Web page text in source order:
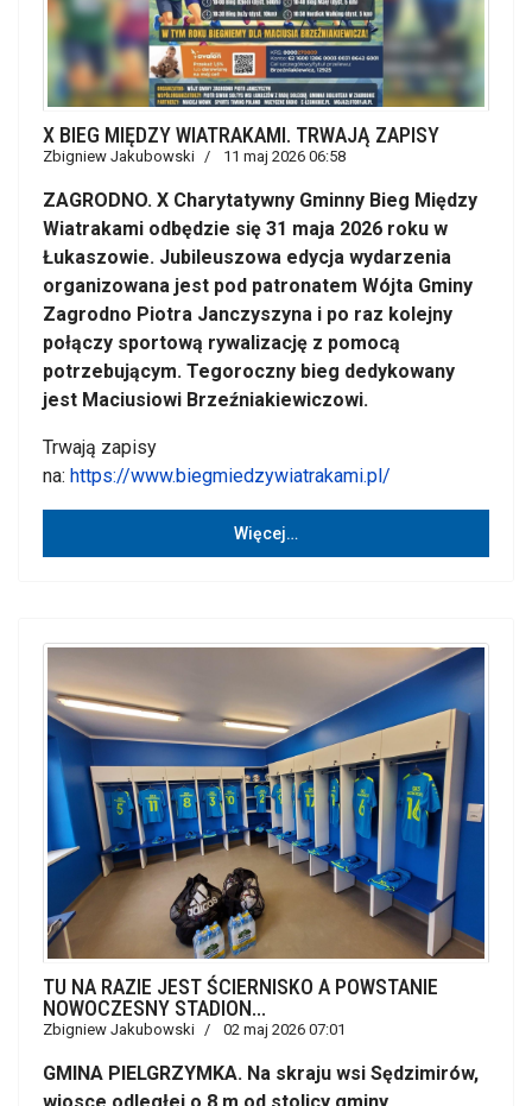
X BIEG MIĘDZY WIATRAKAMI. TRWAJĄ ZAPISY
Zbigniew Jakubowski 11 maj 2026 06:58
ZAGRODNO. X Charytatywny Gminny Bieg Między
Wiatrakami odbędzie się 31 maja 2026 roku w
Łukaszowie. Jubileuszowa edycja wydarzenia
organizowana jest pod patronatem Wójta Gminy
Zagrodno Piotra Janczyszyna i po raz kolejny
połączy sportową rywalizację z pomocą
potrzebującym. Tegoroczny bieg dedykowany
jest Maciusiowi Brzeźniakiewiczowi.
Trwają zapisy
na: https://www.biegmiedzywiatrakami.pl/
Więcej…
TU NA RAZIE JEST ŚCIERNISKO A POWSTANIE
NOWOCZESNY STADION...
Zbigniew Jakubowski 02 maj 2026 07:01
GMINA PIELGRZYMKA. Na skraju wsi Sędzimirów,